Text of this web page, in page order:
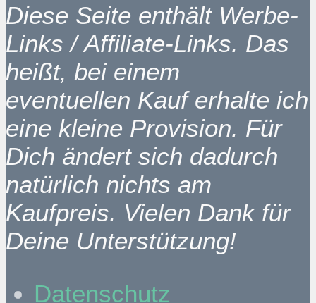
Diese Seite enthält Werbe-
Links / Affiliate-Links. Das
heißt, bei einem
eventuellen Kauf erhalte ich
eine kleine Provision. Für
Dich ändert sich dadurch
natürlich nichts am
Kaufpreis. Vielen Dank für
Deine Unterstützung!
Datenschutz